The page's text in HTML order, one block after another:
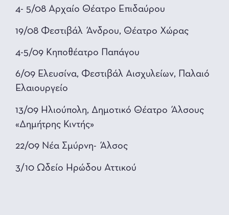
4- 5/08 Αρχαίο Θέατρο Επιδαύρου
19/08 Φεστιβάλ Άνδρου, Θέατρο Χώρας
4-5/09 Κηποθέατρο Παπάγου
6/09 Ελευσίνα, Φεστιβάλ Αισχυλείων, Παλαιό
Ελαιουργείο
13/09 Ηλιούπολη, Δημοτικό Θέατρο Άλσους
«Δημήτρης Κιντής»
22/09 Νέα Σμύρνη- Άλσος
3/10 Ωδείο Ηρώδου Αττικού